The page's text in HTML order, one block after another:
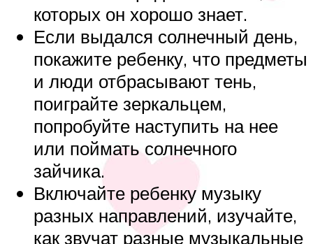
которых он хорошо знает.
Если выдался солнечный день,
покажите ребенку, что предметы
и люди отбрасывают тень,
поиграйте зеркальцем,
попробуйте наступить на нее
или поймать солнечного
зайчика.
Включайте ребенку музыку
разных направлений, изучайте,
как звучат разные музыкальные